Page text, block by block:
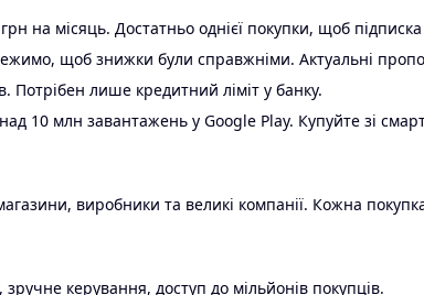
на місяць. Достатньо однієї покупки, щоб
щоб знижки були справжніми. Актуальні
Потрібен лише кредитний ліміт у банку.
10 млн завантажень у Google Play. Купуйте зі
виробники та великі компанії. Кожна
керування, доступ до мільйонів покупців.